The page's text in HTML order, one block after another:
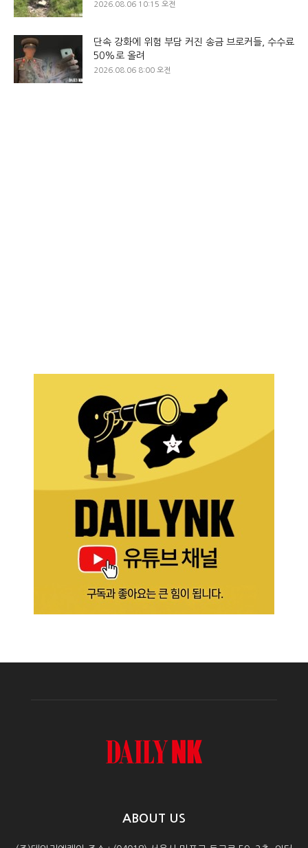
2026.08.06 10:15 오전
단속 강화에 위험 부담 커진 송금 브로커들, 수수료
50%로 올려
2026.08.06 8:00 오전
ABOUT US